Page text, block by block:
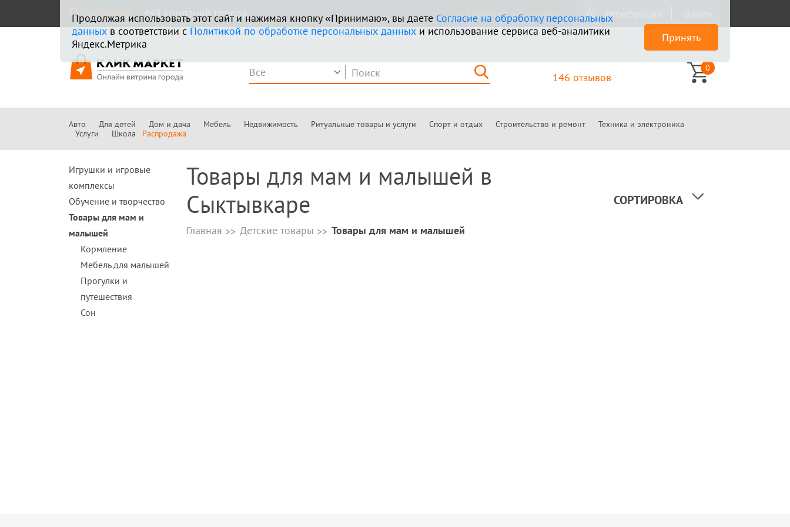
449 компаний города + Добавить компанию Регистрация
146 отзывов
0
Авто Для детей Дом и дача Мебель Недвижимость Ритуальные товары и услуги Спорт и отдых Строительство и ремонт
Техника и электроника
Услуги
Школа Распродажа
Продолжая использовать этот сайт и нажимая кнопку «Принимаю», вы даете Согласие на обработку персональных
данных в соответствии с Политикой по обработке персональных данных и использование сервиса веб-аналитики
Яндекс.Метрика
Принять
Игрушки и игровые
комплексы
Обучение и творчество
Товары для мам и
малышей
Кормление
Мебель для малышей
Прогулки и
путешествия
Сон
Товары для мам и малышей в
Сыктывкаре
Главная Детские товары Товары для мам и малышей
СОРТИРОВКА